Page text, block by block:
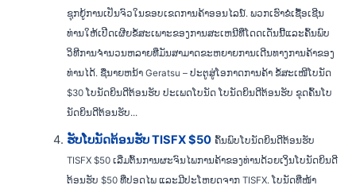
ຊຸກຍູ້ການເປັນຈົວໃນຂອບເຂດການຄ້າອອນໄລນ໌. ພວກເຮົາຂໍເຊື້ອເຊີນ
ທ່ານໃຫ້ເປີດເຜີຍຂໍ້ສະເພາະຂອງການສະເຫນີທີ່ໂດດເດັ່ນນີ້ແລະຄົ້ນພົບ
ວິທີການຈໍານວນຫລາຍທີ່ມັນສາມາດຂະຫຍາຍການເດີນທາງການຄ້າຂອງ
ທ່ານໄດ້. ຊື່ນາຍຫນ້າ Geratsu – ປະຕູສູ່ໂອກາດການຄ້າ ຂໍ້ສະເໜີໂບນັດ
$30 ໂບນັດຍິນດີຕ້ອນຮັບ ປະເພດໂບນັດ ໂບນັດຍິນດີຕ້ອນຮັບ ຂຸດຄົ້ນໂບ
ນັດຍິນດີຕ້ອນຮັບ...
ຮັບໂບນັດຕ້ອນຮັບ TISFX $50 ຄົ້ນພົບໂບນັດຍິນດີຕ້ອນຮັບ
TISFX $50 ເລີ່ມຕົ້ນການຜະຈົນໄພການຄ້າຂອງທ່ານດ້ວຍເງິນໂບນັດຍິນດີ
ຕ້ອນຮັບ $50 ທີ່ປອດໄພ ແລະມີປະໂຫຍດຈາກ TISFX. ໂບນັດທີ່ໜ້າ